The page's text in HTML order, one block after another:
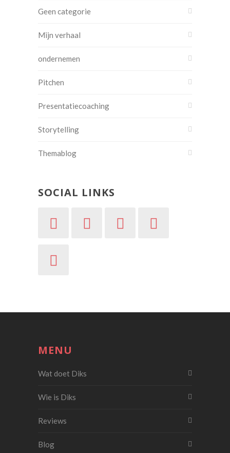
Geen categorie
Mijn verhaal
ondernemen
Pitchen
Presentatiecoaching
Storytelling
Themablog
SOCIAL LINKS
MENU
Wat doet Diks
Wie is Diks
Reviews
Blog